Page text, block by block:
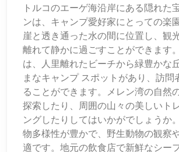
トルコのエーゲ海沿岸にある隠れた
ンは、キャンプ愛好家にとっての楽
崖と透き通った水の間に位置し、観
離れて静かに過ごすことができます
は、人里離れたビーチから緑豊かな
まなキャンプ スポットがあり、訪問
ることができます。メレン湾の自然
探索したり、周囲の山々の美しいト
ングしたりしてはいかがでしょうか
物多様性が豊かで、野生動物の観察
適です。地元の飲食店で新鮮なシー